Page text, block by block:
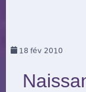
18 fév 2010